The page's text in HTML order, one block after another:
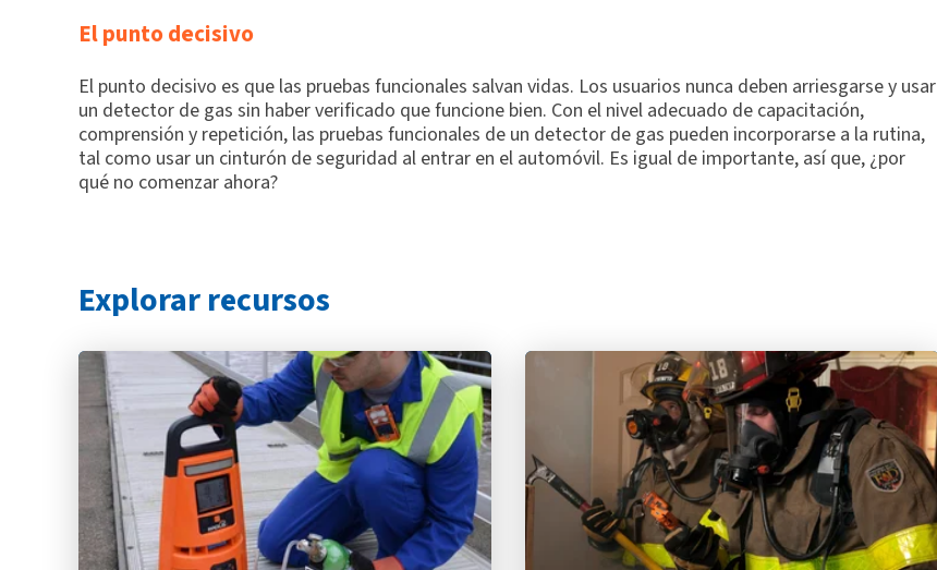
El punto decisivo
El punto decisivo es que las pruebas funcionales salvan vidas. Los usuarios nunca deben arriesgarse y usar
un detector de gas sin haber verificado que funcione bien. Con el nivel adecuado de capacitación,
comprensión y repetición, las pruebas funcionales de un detector de gas pueden incorporarse a la rutina,
tal como usar un cinturón de seguridad al entrar en el automóvil. Es igual de importante, así que, ¿por
qué no comenzar ahora?
Explorar recursos